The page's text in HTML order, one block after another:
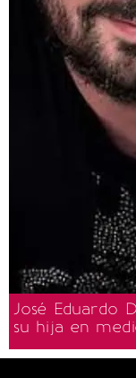
José Eduardo
su hija en